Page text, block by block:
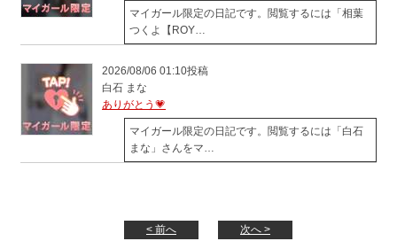
マイガール限定の日記です。閲覧するには「相葉
つくよ【ROY…
2026/08/06 01:10投稿
白石 まな
ありがとう💗
マイガール限定の日記です。閲覧するには「白石
まな」さんをマ…
< 前へ 次へ >